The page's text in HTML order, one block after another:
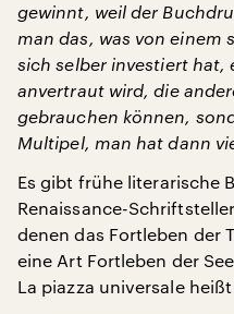
gewinnt, weil der
man das, was von einem
sich selber investiert hat,
anvertraut wird, die
gebrauchen können,
Multipel, man hat dann
Es gibt frühe literarische
Renaissance-
denen das Fortleben der
eine Art Fortleben der
La piazza universale heißt